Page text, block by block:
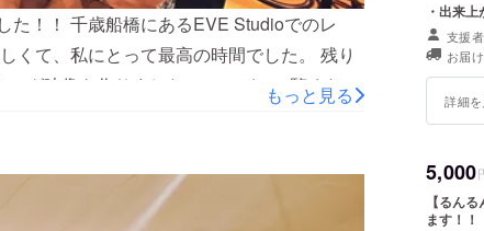
た！！ 千歳船橋にあるEVE Studioでのレ
くて、私にとって最高の時間でした。 残り
グ映像を作りましたので、ぜひご覧くださ
皆さま、本当にありがとうございま
もっと見る
・出来
支援
お届
詳細を
5,000
【るん
ます！！